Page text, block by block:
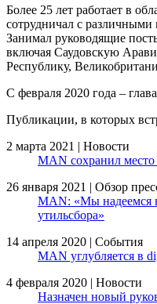
Более 25 лет работает в
сотрудничал с
Занимал руководящие
включая Саудовскую
Республику,
С февраля 2020 года –
Публикации, в которых
2 марта 2021 | Новости
MAN сохранил
26 января 2021 | Обзор
MAN: «Мы надеемся
утильсбора»
14 апреля 2020 | События
MAN углубляется в
4 февраля 2020 | Новости
Назначен новый